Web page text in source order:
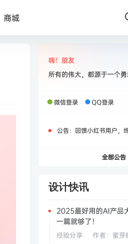
商城
嗨！朋友
所有的伟大，都源于一个
微信登录 QQ登录
公告： 回馈小红书用户，
全部公告
设计快讯
2025最好用的AI产品
一篇就够了！
经验分享 作者： 蜜芽